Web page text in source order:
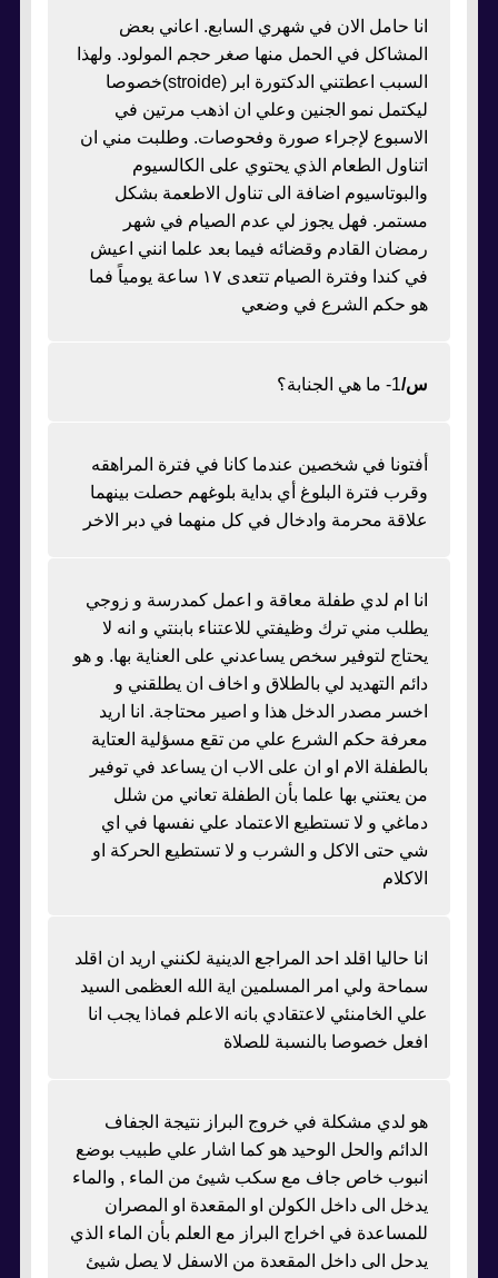
انا حامل الان في شهري السابع. اعاني بعض
المشاكل في الحمل منها صغر حجم المولود. ولهذا
السبب اعطتني الدكتورة ابر (stroide)خصوصا
ليكتمل نمو الجنين وعلي ان اذهب مرتين في
الاسبوع لإجراء صورة وفحوصات. وطلبت مني ان
اتناول الطعام الذي يحتوي على الكالسيوم
والبوتاسيوم اضافة الى تناول الاطعمة بشكل
مستمر. فهل يجوز لي عدم الصيام في شهر
رمضان القادم وقضائه فيما بعد علما انني اعيش
في كندا وفترة الصيام تتعدى ١٧ ساعة يومياً فما
هو حكم الشرع في وضعي
س/1- ما هي الجنابة؟
أفتونا في شخصين عندما كانا في فترة المراهقه
وقرب فترة البلوغ أي بداية بلوغهم حصلت بينهما
علاقة محرمة وادخال في كل منهما في دبر الاخر
انا ام لدي طفلة معاقة و اعمل كمدرسة و زوجي
يطلب مني ترك وظيفتي للاعتناء بابنتي و انه لا
يحتاج لتوفير سخص يساعدني على العناية بها. و هو
دائم التهديد لي بالطلاق و اخاف ان يطلقني و
اخسر مصدر الدخل هذا و اصير محتاجة. انا اريد
معرفة حكم الشرع علي من تقع مسؤلية العتاية
بالطفلة الام او ان على الاب ان يساعد في توفير
من يعتني بها علما بأن الطفلة تعاني من شلل
دماغي و لا تستطيع الاعتماد علي نفسها في اي
شي حتى الاكل و الشرب و لا تستطيع الحركة او
الاكلام
انا حاليا اقلد احد المراجع الدينية لكنني اريد ان اقلد
سماحة ولي امر المسلمين اية الله العظمى السيد
علي الخامنئي لاعتقادي بانه الاعلم فماذا يجب انا
افعل خصوصا بالنسبة للصلاة
هو لدي مشكلة في خروج البراز نتيجة الجفاف
الدائم والحل الوحيد هو كما اشار علي طبيب بوضع
انبوب خاص جاف مع سكب شيئ من الماء , والماء
يدخل الى داخل الكولن او المقعدة او المصران
للمساعدة في اخراج البراز مع العلم بأن الماء الذي
يدحل الى داخل المقعدة من الاسفل لا يصل شيئ